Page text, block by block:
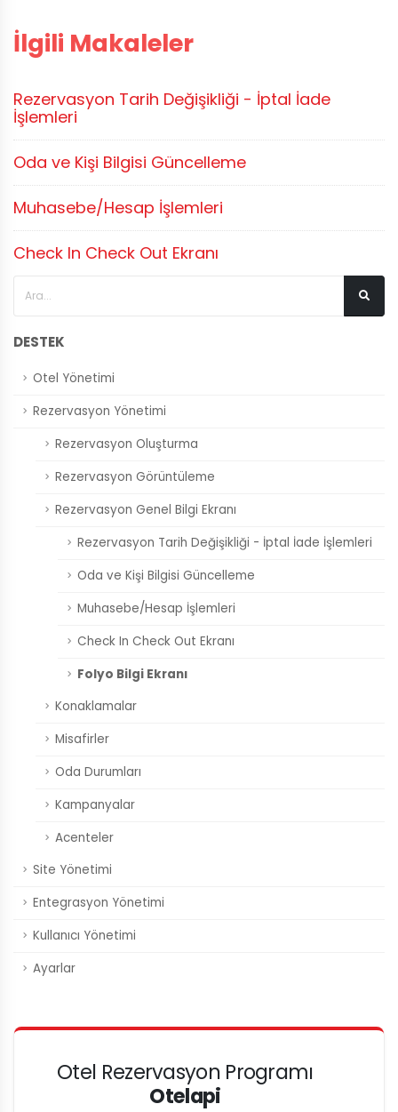
DESTEK
Otel Yönetimi
Rezervasyon Yönetimi
Rezervasyon Oluşturma
Rezervasyon Görüntüleme
Rezervasyon Genel Bilgi Ekranı
Rezervasyon Tarih Değişikliği - İptal İade İşlemleri
Oda ve Kişi Bilgisi Güncelleme
Muhasebe/Hesap İşlemleri
Check In Check Out Ekranı
Folyo Bilgi Ekranı
Konaklamalar
Misafirler
Oda Durumları
Kampanyalar
Acenteler
Site Yönetimi
Entegrasyon Yönetimi
Kullanıcı Yönetimi
Ayarlar
Otel Rezervasyon Programı
Otelapi
İlgili Makaleler
Rezervasyon Tarih Değişikliği - İptal İade
İşlemleri
Oda ve Kişi Bilgisi Güncelleme
Muhasebe/Hesap İşlemleri
Check In Check Out Ekranı